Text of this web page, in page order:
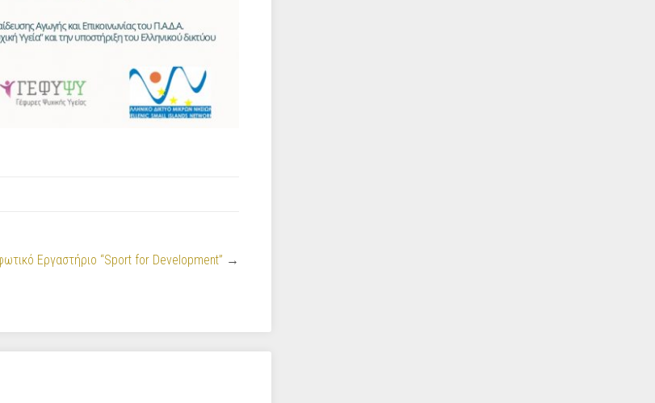
Εργαστήριο “Sport for Development” →